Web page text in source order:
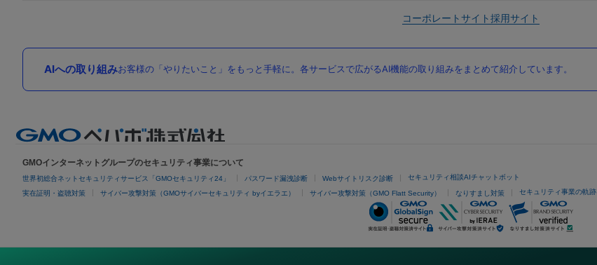
コーポレートサイト採用サイト
AIへの取り組みお客様の「やりたいこと」をもっと手軽に。各サービスで広がるAI機能の取り組みをまとめて紹介しています。
GMOインターネットグループのセキュリティ事業について
世界初総合ネットセキュリティサービス「GMOセキュリティ24」 パスワード漏洩診断 Webサイトリスク診断 セキュリティ相談AIチャットボット
実在証明・盗聴対策 サイバー攻撃対策（GMOサイバーセキュリティ byイエラエ） サイバー攻撃対策（GMO Flatt Security） なりすまし対策 セキュリティ事業の軌跡